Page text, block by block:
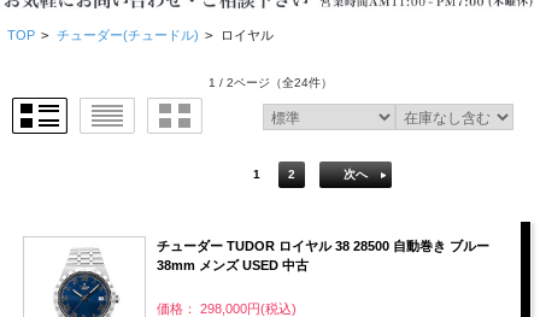
TOP > チューダー(チュードル) > ロイヤル
1 / 2ページ （全24件）
1 2 次へ
チューダー TUDOR ロイヤル 38 28500 自動巻き ブルー
38mm メンズ USED 中古
価格： 298,000円(税込)